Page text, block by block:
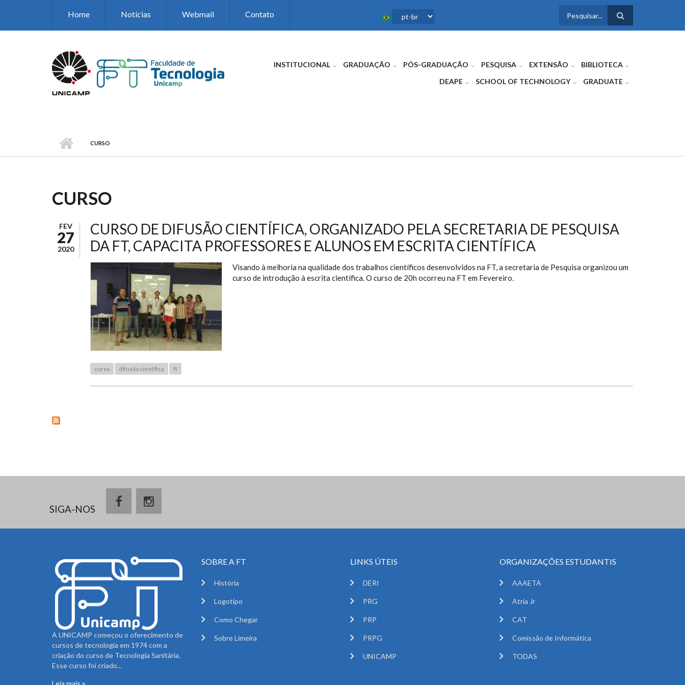
Home Notícias Webmail Contato
FORMULÁRIO
INSTITUCIONAL GRADUAÇÃO PÓS-GRADUAÇÃO PESQUISA EXTENSÃO
BIBLIOTECA
DEAPE
SCHOOL OF TECHNOLOGY GRADUATE
CURSO
CURSO
FEV
27
2020
CURSO DE DIFUSÃO CIENTÍFICA, ORGANIZADO PELA SECRETARIA DE PESQUISA
DA FT, CAPACITA PROFESSORES E ALUNOS EM ESCRITA CIENTÍFICA
Visando à melhoria na qualidade dos trabalhos científicos desenvolvidos na FT, a secretaria de Pesquisa organizou um
curso de introdução à escrita científica. O curso de 20h ocorreu na FT em Fevereiro.
curso difusão científica ft
SIGA-NOS
A UNICAMP começou o oferecimento de
cursos de tecnologia em 1974 com a
criação do curso de Tecnologia Sanitária.
Esse curso foi criado...
SOBRE A FT
História
Logotipo
Como Chegar
Sobre Limeira
LINKS ÚTEIS
DERI
PRG
PRP
PRPG
UNICAMP
ORGANIZAÇÕES ESTUDANTIS
AAAETA
Atria Jr
CAT
Comissão de Informática
TODAS